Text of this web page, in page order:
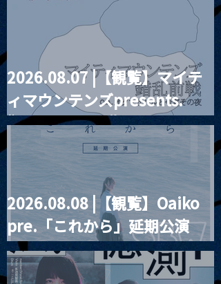
2026.08.07 |【観覧】マイテ
ィマウンテンズpresents.
“HALL-IN-ONE”
2026.08.08 |【観覧】Oaiko
pre.「これから」延期公演
Blurred City Lights × 17歳
とベルリンの壁